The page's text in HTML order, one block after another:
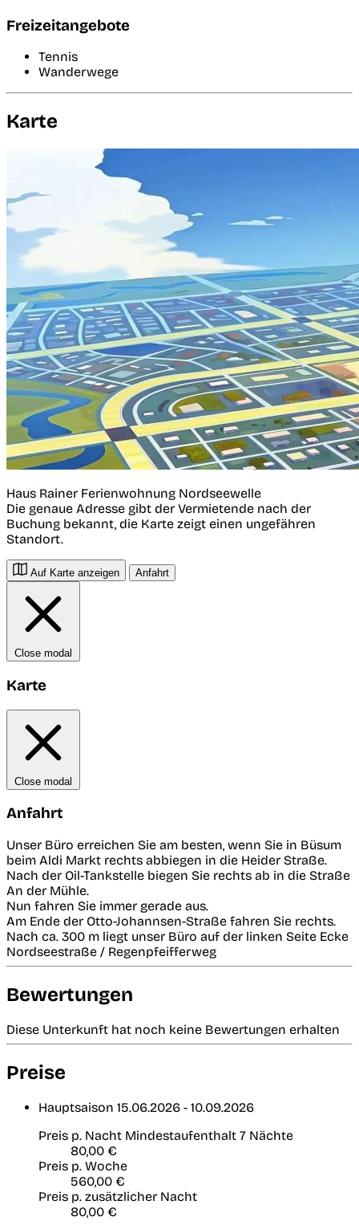
Freizeitangebote
Tennis
Wanderwege
Karte
Haus Rainer Ferienwohnung Nordseewelle
Die genaue Adresse gibt der Vermietende nach der
Buchung bekannt, die Karte zeigt einen ungefähren
Standort.
Auf Karte anzeigen Anfahrt
Close modal
Karte
Close modal
Anfahrt
Unser Büro erreichen Sie am besten, wenn Sie in Büsum
beim Aldi Markt rechts abbiegen in die Heider Straße.
Nach der Oil-Tankstelle biegen Sie rechts ab in die Straße
An der Mühle.
Nun fahren Sie immer gerade aus.
Am Ende der Otto-Johannsen-Straße fahren Sie rechts.
Nach ca. 300 m liegt unser Büro auf der linken Seite Ecke
Nordseestraße / Regenpfeifferweg
Bewertungen
Diese Unterkunft hat noch keine Bewertungen erhalten
Preise
Hauptsaison 15.06.2026 - 10.09.2026
Preis p. Nacht Mindestaufenthalt 7 Nächte
80,00 €
Preis p. Woche
560,00 €
Preis p. zusätzlicher Nacht
80,00 €